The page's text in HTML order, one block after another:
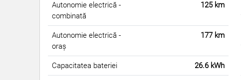
Autonomie electrică -
combinată
125 km
Autonomie electrică -
oraș
177 km
Capacitatea bateriei 26.6 kWh